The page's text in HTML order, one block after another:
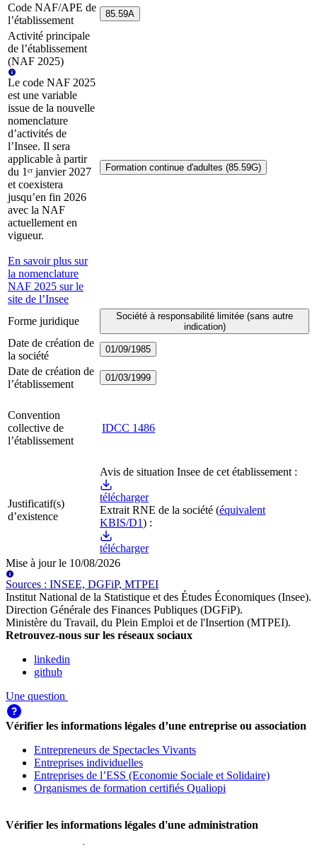
Code NAF/APE de
l’établissement
85.59A
Activité principale
de l’établissement
(NAF 2025)
Le code NAF 2025
est une variable
issue de la nouvelle
nomenclature
d’activités de
l’Insee. Il sera
applicable à partir
du 1ᵉʳ janvier 2027
et coexistera
jusqu’en fin 2026
avec la NAF
actuellement en
vigueur.
En savoir plus sur
la nomenclature
NAF 2025 sur le
site de l’Insee
Formation continue d'adultes (85.59G)
Forme juridique
Société à responsabilité limitée (sans autre
indication)
Date de création de
la société
01/09/1985
Date de création de
l’établissement
01/03/1999
Convention
collective de
l’établissement
IDCC 1486
Justificatif(s)
d’existence
Avis de situation Insee de cet établissement :
télécharger
Extrait RNE de la société (équivalent
KBIS/D1) :
télécharger
Mise à jour le 10/08/2026
Sources : INSEE, DGFiP, MTPEI
Institut National de la Statistique et des Études Économiques (Insee).
Direction Générale des Finances Publiques (DGFiP).
Ministère du Travail, du Plein Emploi et de l'Insertion (MTPEI).
Retrouvez-nous sur les réseaux sociaux
linkedin
github
Une question
Vérifier les informations légales d’une entreprise ou association
Entrepreneurs de Spectacles Vivants
Entreprises individuelles
Entreprises de l’ESS (Economie Sociale et Solidaire)
Organismes de formation certifiés Qualiopi
Vérifier les informations légales d'une administration